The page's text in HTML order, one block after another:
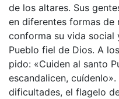
de los altares. Sus
en diferentes formas
conforma su vida social
Pueblo fiel de Dios. A
pido: «Cuiden al santo
escandalicen,
dificultades, el flagelo